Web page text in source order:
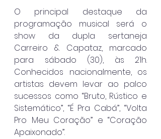
O principal destaque da
programação musical será o
show da dupla sertaneja
Carreiro & Capataz, marcado
para sábado (30), às 21h.
Conhecidos nacionalmente, os
artistas devem levar ao palco
sucessos como “Bruto, Rústico e
Sistemático”, “É Pra Cabá”, “Volta
Pro Meu Coração” e “Coração
Apaixonado”.